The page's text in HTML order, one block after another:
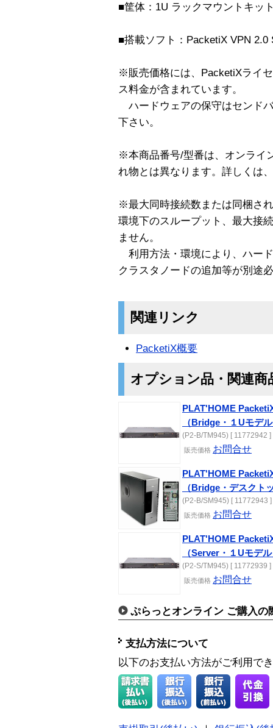
■筐体：1U ラックマウントキッ
■搭載ソフト：PacketiX VPN 2.0
※販売価格には、PacketiXライ
ス料金が含まれています。
ハードウェアの保守はセンド
下さい。
※本商品番号/型番は、オンライ
れ物とは異なります。詳しくは
※最大同時接続数または同梱さ
環境下のスループット、最大接
ません。
利用方法・環境により、ハー
クラスタノードの追加等が別途
関連リンク
PacketiX概要
オプション品・関連商
PLAT'HOME
（Bridge・１Uモデ
(P2-B/TM945) [ 11772942 ]
販売価格 お問合せ
PLAT'HOME
（Bridge・デスクト
(P2-B/SM945) [ 11772943 ]
販売価格 お問合せ
PLAT'HOME
（Server・１Uモデ
(P2-S/TM945) [ 11772939 ]
販売価格 お問合せ
ぷらっとオンライン ご購入の
支払方法について
以下のお支払い方法がご利用で